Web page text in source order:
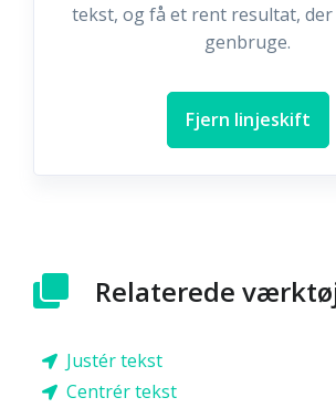
tekst, og få et rent resultat,
genbruge.
Fjern linjeskift
Relaterede
Justér tekst
Centrér tekst